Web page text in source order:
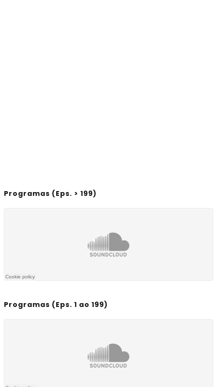
Programas (Eps. > 199)
Programas (Eps. 1 ao 199)